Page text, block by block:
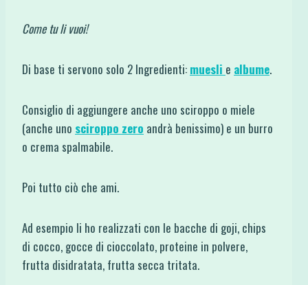
Come tu li vuoi!
Di base ti servono solo 2 Ingredienti: muesli e albume.
Consiglio di aggiungere anche uno sciroppo o miele
(anche uno sciroppo zero andrà benissimo) e un burro
o crema spalmabile.
Poi tutto ciò che ami.
Ad esempio li ho realizzati con le bacche di goji, chips
di cocco, gocce di cioccolato, proteine in polvere,
frutta disidratata, frutta secca tritata.